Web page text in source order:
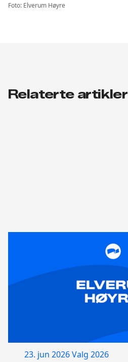
Foto: Elverum Høyre
Relaterte artikler
23. jun 2026Valg 2026